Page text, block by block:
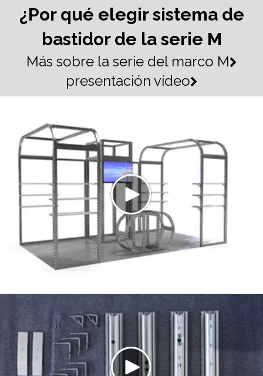
LEE MAS
¿Por qué elegir sistema de
bastidor de la serie M
Más sobre la serie del marco M
presentación vídeo